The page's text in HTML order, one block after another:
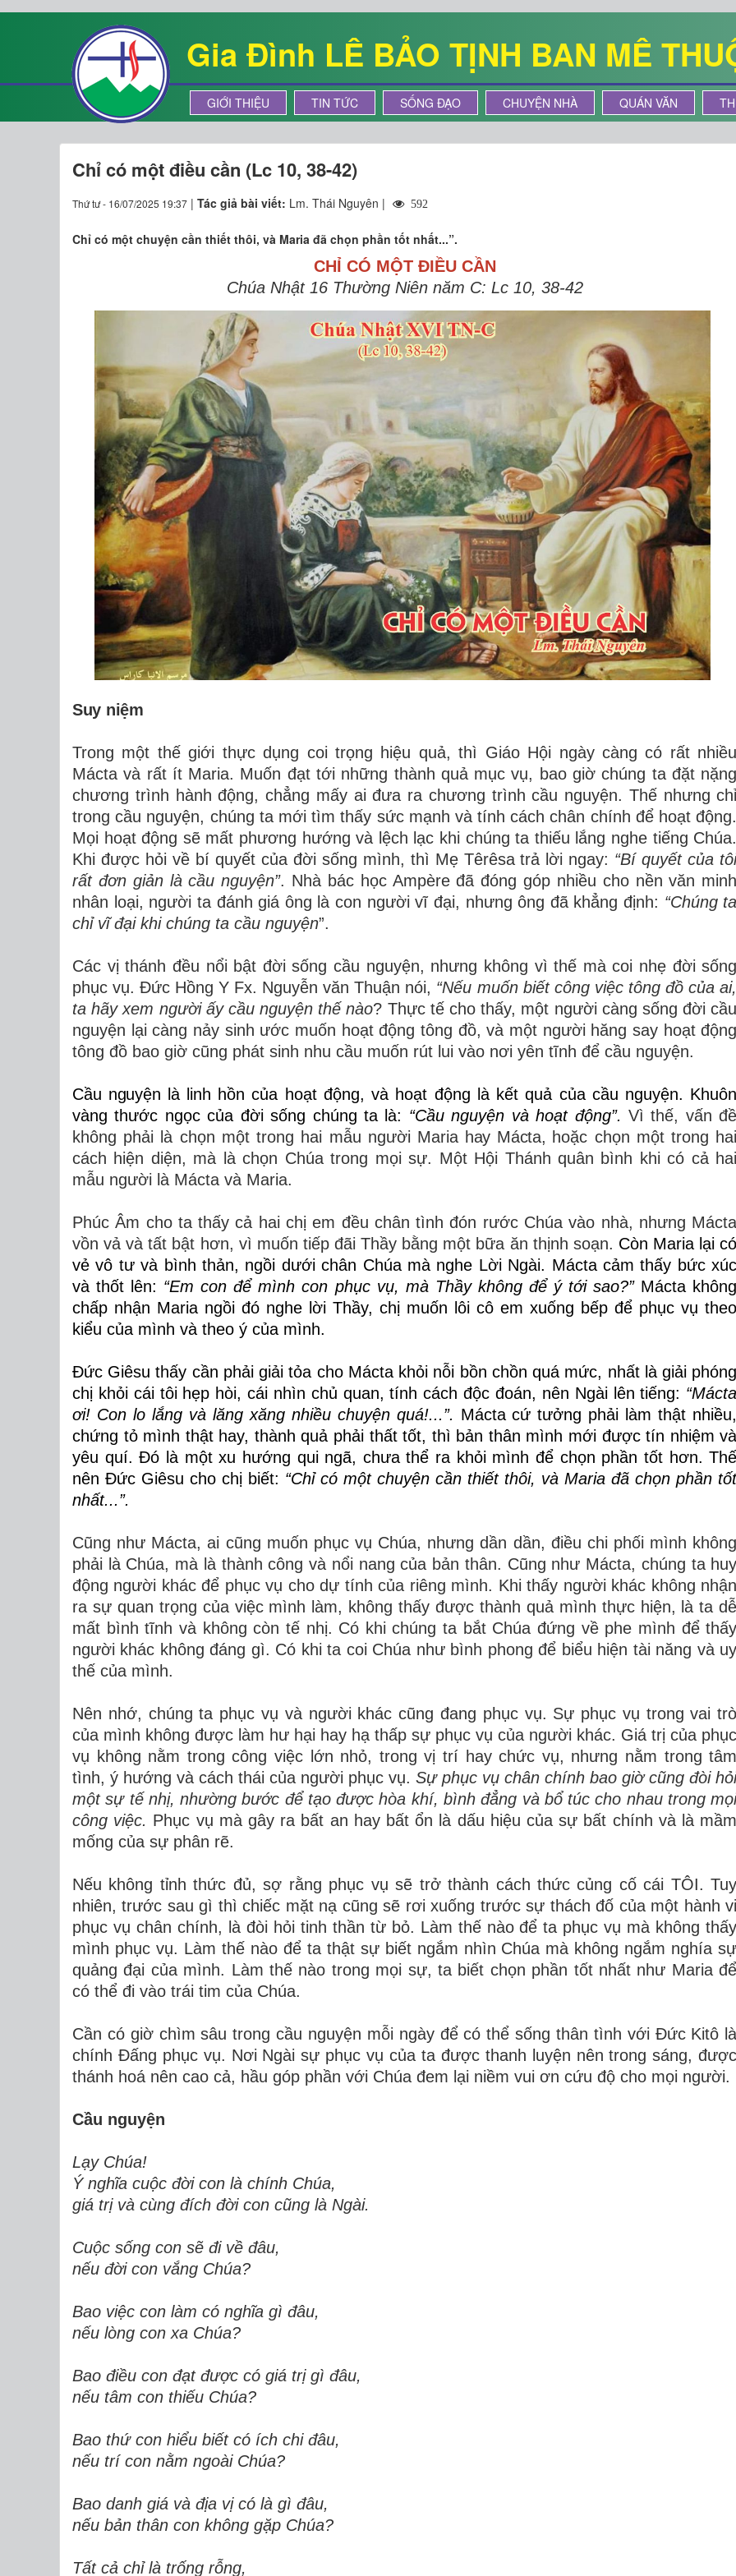
Gia Đình LÊ BẢO TỊNH BAN MÊ
GIỚI THIỆU TIN TỨC SỐNG ĐẠO CHUYỆN NHÀ QUÁN VĂN
Chỉ có một điều cần (Lc 10, 38-42)
Thứ tư - 16/07/2025 19:37 | Tác giả bài viết: Lm. Thái Nguyên | 592
Chỉ có một chuyện cần thiết thôi, và Maria đã chọn phần tốt nhất...”.
CHỈ CÓ MỘT ĐIỀU CẦN
Chúa Nhật 16 Thường Niên năm C: Lc 10, 38-42
Suy niệm
Trong một thế giới thực dụng coi trọng hiệu quả, thì Giáo Hội ngày càng có rất nhiều
Mácta và rất ít Maria. Muốn đạt tới những thành quả mục vụ, bao giờ chúng ta đặt nặng
chương trình hành động, chẳng mấy ai đưa ra chương trình cầu nguyện. Thế nhưng chỉ
trong cầu nguyện, chúng ta mới tìm thấy sức mạnh và tính cách chân chính để hoạt động.
Mọi hoạt động sẽ mất phương hướng và lệch lạc khi chúng ta thiếu lắng nghe tiếng Chúa.
Khi được hỏi về bí quyết của đời sống mình, thì Mẹ Têrêsa trả lời ngay: “Bí quyết của tôi
rất đơn giản là cầu nguyện”. Nhà bác học Ampère đã đóng góp nhiều cho nền văn minh
nhân loại, người ta đánh giá ông là con người vĩ đại, nhưng ông đã khẳng định: “Chúng ta
chỉ vĩ đại khi chúng ta cầu nguyện”.
Các vị thánh đều nổi bật đời sống cầu nguyện, nhưng không vì thế mà coi nhẹ đời sống
phục vụ. Đức Hồng Y Fx. Nguyễn văn Thuận nói, “Nếu muốn biết công việc tông đồ của ai,
ta hãy xem người ấy cầu nguyện thế nào? Thực tế cho thấy, một người càng sống đời cầu
nguyện lại càng nảy sinh ước muốn hoạt động tông đồ, và một người hăng say hoạt động
tông đồ bao giờ cũng phát sinh nhu cầu muốn rút lui vào nơi yên tĩnh để cầu nguyện.
Cầu nguyện là linh hồn của hoạt động, và hoạt động là kết quả của cầu nguyện. Khuôn
vàng thước ngọc của đời sống chúng ta là: “Cầu nguyện và hoạt động”. Vì thế, vấn đề
không phải là chọn một trong hai mẫu người Mariahay Mácta, hoặc chọn một trong hai
cách hiện diện, mà là chọn Chúa trong mọi sự. Một Hội Thánh quân bình khi có cả hai
mẫu người là Mácta và Maria.
Phúc Âm cho ta thấy cả hai chị em đều chân tình đón rước Chúa vào nhà, nhưng Mácta
vồn vả và tất bật hơn, vì muốn tiếp đãi Thầy bằng một bữa ăn thịnh soạn. Còn Maria lại có
vẻ vô tư và bình thản, ngồi dưới chân Chúa mà nghe Lời Ngài. Mácta cảm thấy bức xúc
và thốt lên: “Em con để mình con phục vụ, mà Thầy không để ý tới sao?”Mácta không
chấp nhận Maria ngồi đó nghe lời Thầy, chị muốn lôi cô em xuống bếp để phục vụ theo
kiểu của mình và theo ý của mình.
Đức Giêsu thấy cần phải giải tỏa cho Mácta khỏi nỗi bồn chồn quá mức, nhất là giải phóng
chị khỏi cái tôi hẹp hòi, cái nhìn chủ quan, tính cách độc đoán, nên Ngài lên tiếng: “Mácta
ơi! Con lo lắng và lăng xăng nhiều chuyện quá!...”. Mácta cứ tưởng phải làm thật nhiều,
chứng tỏ mình thật hay, thành quả phải thất tốt, thì bản thân mình mới được tín nhiệm và
yêu quí. Đó là một xu hướng qui ngã, chưa thể ra khỏi mình để chọn phần tốt hơn. Thế
nên Đức Giêsu cho chị biết: “Chỉ có một chuyện cần thiết thôi, và Maria đã chọn phần tốt
nhất...”.
Cũng như Mácta, ai cũng muốn phục vụ Chúa, nhưng dần dần, điều chi phối mình không
phải là Chúa, mà là thành công và nổi nang của bản thân. Cũng như Mácta, chúng ta huy
động người khác để phục vụ cho dự tính của riêng mình. Khi thấy người khác không nhận
ra sự quan trọng của việc mình làm, không thấy được thành quả mình thực hiện, là ta dễ
mất bình tĩnh và không còn tế nhị. Có khi chúng ta bắt Chúa đứng về phe mình để thấy
người khác không đáng gì. Có khi ta coi Chúa như bình phong để biểu hiện tài năng và uy
thế của mình.
Nên nhớ, chúng ta phục vụ và người khác cũng đang phục vụ. Sự phục vụ trong vai trò
của mình không được làm hư hại hay hạ thấp sự phục vụ của người khác. Giá trị của phục
vụ không nằm trong công việc lớn nhỏ, trong vị trí hay chức vụ, nhưng nằm trong tâm
tình, ý hướng và cách thái của người phục vụ.Sự phục vụ chân chính bao giờ cũng đòi hỏi
một sự tế nhị, nhường bước để tạo được hòa khí, bình đẳng và bổ túc cho nhau trong mọi
công việc. Phục vụ mà gây ra bất an hay bất ổn là dấu hiệu của sự bất chính và là mầm
mống của sự phân rẽ.
Nếu không tỉnh thức đủ, sợ rằng phục vụ sẽ trở thành cách thức củng cố cái TÔI. Tuy
nhiên, trước sau gì thì chiếc mặt nạ cũng sẽ rơi xuống trước sự thách đố của một hành vi
phục vụ chân chính, là đòi hỏi tinh thần từ bỏ. Làm thế nào để ta phục vụ mà không thấy
mình phục vụ. Làm thế nào để ta thật sự biết ngắm nhìn Chúa mà không ngắm nghía sự
quảng đại của mình. Làm thế nào trong mọi sự, ta biết chọn phần tốt nhất như Maria để
có thể đi vào trái tim của Chúa.
Cần có giờ chìm sâu trong cầu nguyện mỗi ngày để có thể sống thân tình với Đức Kitô là
chính Đấng phục vụ. Nơi Ngài sự phục vụ của ta được thanh luyện nên trong sáng, được
thánh hoá nên cao cả, hầu góp phần với Chúa đem lại niềm vui ơn cứu độ cho mọi người.
Cầu nguyện
Lạy Chúa!
Ý nghĩa cuộc đời con là chính Chúa,
giá trị và cùng đích đời con cũng là Ngài.
Cuộc sống con sẽ đi về đâu,
nếu đời con vắng Chúa?
Bao việc con làm có nghĩa gì đâu,
nếu lòng con xa Chúa?
Bao điều con đạt được có giá trị gì đâu,
nếu tâm con thiếu Chúa?
Bao thứ con hiểu biết có ích chi đâu,
nếu trí con nằm ngoài Chúa?
Bao danh giá và địa vị có là gì đâu,
nếu bản thân con không gặp Chúa?
Tất cả chỉ là trống rỗng,